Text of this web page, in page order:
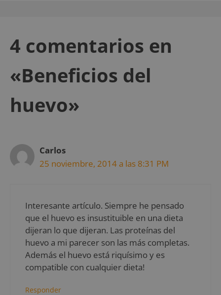
4 comentarios en
«Beneficios del
huevo»
Carlos
25 noviembre, 2014 a las 8:31 PM
Interesante artículo. Siempre he pensado
que el huevo es insustituible en una dieta
dijeran lo que dijeran. Las proteínas del
huevo a mi parecer son las más completas.
Además el huevo está riquísimo y es
compatible con cualquier dieta!
Responder